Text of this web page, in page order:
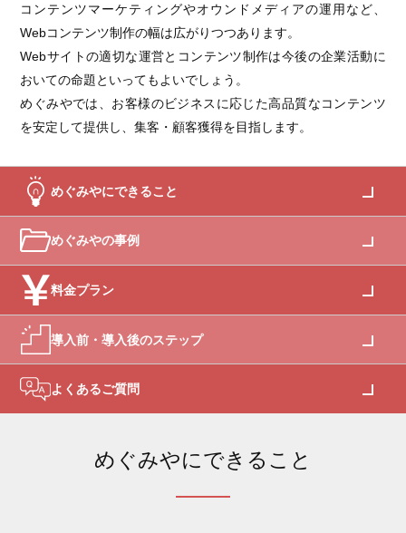
コンテンツマーケティングやオウンドメディアの運用など、
Webコンテンツ制作の幅は広がりつつあります。
Webサイトの適切な運営とコンテンツ制作は今後の企業活動に
おいての命題といってもよいでしょう。
めぐみやでは、お客様のビジネスに応じた高品質なコンテンツ
を安定して提供し、集客・顧客獲得を目指します。
めぐみやにできること
めぐみやの事例
料金プラン
導入前・導入後のステップ
よくあるご質問
めぐみやにできること